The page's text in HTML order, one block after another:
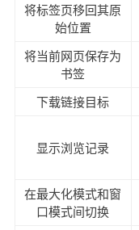
将标签页移回其原
始位置
将当前网页保存为
书签
下载链接目标
显示浏览记录
在最大化模式和窗
口模式间切换